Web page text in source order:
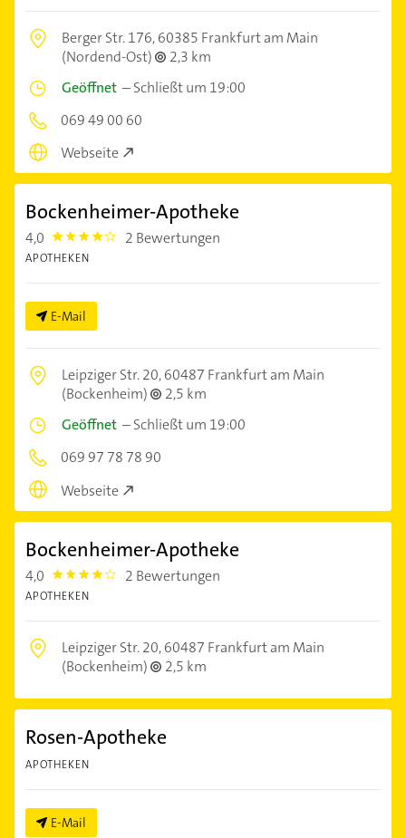
Berger Str. 176,60385 Frankfurt am Main
(Nordend-Ost)
2,3 km
Geöffnet –Schließt um 19:00
069 49 00 60
Webseite
Bockenheimer-Apotheke
4,0 4.0 2 Bewertungen
APOTHEKEN
E-Mail
Leipziger Str. 20,60487 Frankfurt am Main
(Bockenheim)
2,5 km
Geöffnet –Schließt um 19:00
069 97 78 78 90
Webseite
Bockenheimer-Apotheke
4,0 4.0 2 Bewertungen
APOTHEKEN
Leipziger Str. 20,60487 Frankfurt am Main
(Bockenheim)
2,5 km
Rosen-Apotheke
APOTHEKEN
E-Mail